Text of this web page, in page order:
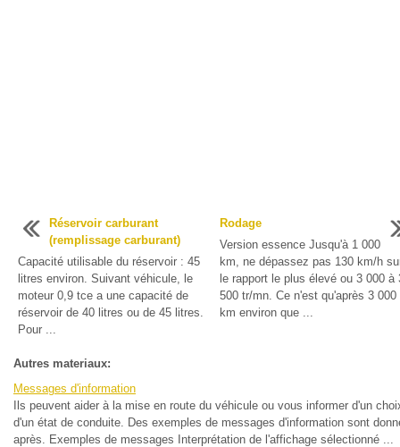
Réservoir carburant
(remplissage carburant)
Capacité utilisable du réservoir : 45
litres environ. Suivant véhicule, le
moteur 0,9 tce a une capacité de
réservoir de 40 litres ou de 45 litres.
Pour ...
Rodage
Version essence Jusqu'à 1 000
km, ne dépassez pas 130 km/h
le rapport le plus élevé ou 3 000 à
500 tr/mn. Ce n'est qu'après 3 000
km environ que ...
Autres materiaux:
Messages d'information
Ils peuvent aider à la mise en route du véhicule ou vous informer d'un
d'un état de conduite. Des exemples de messages d'information sont
après. Exemples de messages Interprétation de l'affichage sélectionné ...